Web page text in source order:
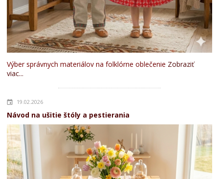
Výber správnych materiálov na folklórne oblečenie Zobraziť
viac...
19.02.2026
Návod na ušitie štóly a pestierania